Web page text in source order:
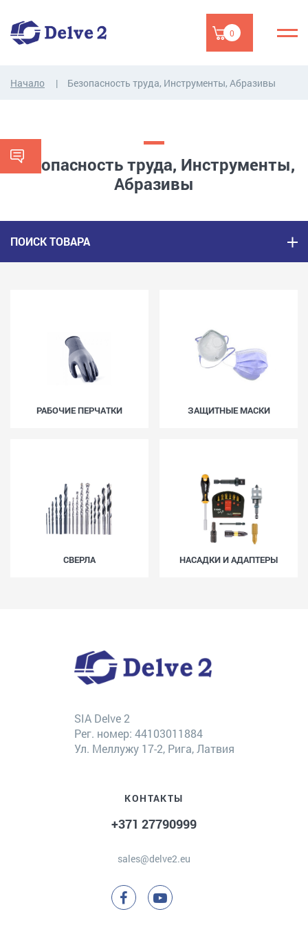
0
Начало Безопасность труда, Инструменты, Абразивы
Безопасность труда, Инструменты,
Абразивы
ПОИСК ТОВАРА
РАБОЧИЕ ПЕРЧАТКИ ЗАЩИТНЫЕ МАСКИ
СВЕРЛА НАСАДКИ И АДАПТЕРЫ
SIA Delve 2
Рег. номер: 44103011884
Ул. Меллужу 17-2, Рига, Латвия
КОНТАКТЫ
+371 27790999
sales@delve2.eu